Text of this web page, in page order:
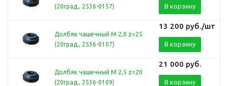
(20град., 2536-0157)
В корзину
Долбяк чашечный М 2,0 z=25
(20град., 2536-0107)
13 200 руб./шт
В корзину
Долбяк чашечный М 2,5 z=20
(20град., 2536-0109)
21 000 руб.
В корзину